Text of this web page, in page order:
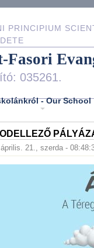
PRINCIPIUM
Fasori
035261.
- Our School
21., szerda -